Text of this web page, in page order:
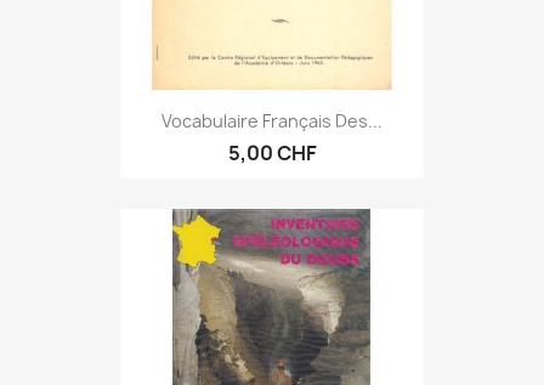
Vocabulaire Français Des...
5,00 CHF